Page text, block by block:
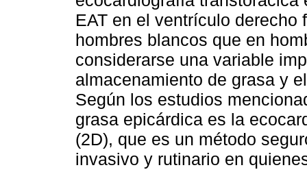
EAT en el ventrículo
hombres blancos que en
considerarse una variable
almacenamiento de grasa y
Según los estudios
grasa epicárdica es la
(2D), que es un método
invasivo y rutinario en